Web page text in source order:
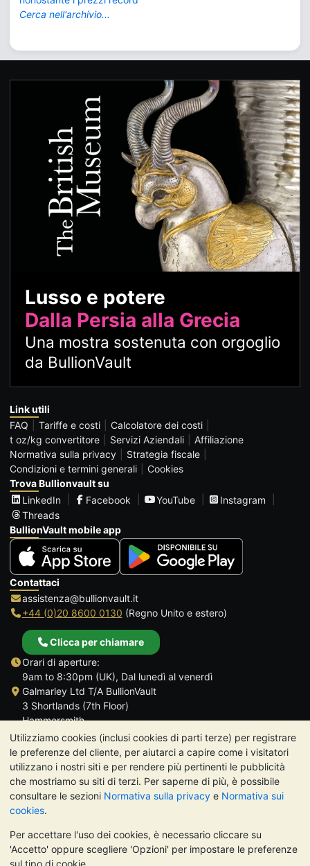
Utilizziamo cookies (inclusi cookies di parti terze) per registrare
le preferenze del cliente, per aiutarci a capire come i visitatori
utilizzano i nostri siti e per rendere più pertinenti le pubblicità
che mostriamo su siti di terzi. Per saperne di più, è possibile
consultare le sezioni Normativa sulla privacy e Normativa sui
cookies.
Per accettare l'uso dei cookies, è necessario cliccare su
'Accetto' oppure scegliere 'Opzioni' per impostare le preferenze
sul tipo di cookie.
Cerca nell'archivio...
Lusso e potere
Dalla Persia alla Grecia
Una mostra sostenuta con orgoglio
da BullionVault
Link utili
FAQ
Tariffe e costi
Calcolatore dei costi
t oz/kg convertitore
Servizi Aziendali
Affiliazione
Normativa sulla privacy
Strategia fiscale
Condizioni e termini generali
Cookies
Trova Bullionvault su
LinkedIn
Facebook YouTube
Instagram
Threads
BullionVault mobile app
Contattaci
assistenza@bullionvault.it
+44 (0)20 8600 0130 (Regno Unito e estero)
Clicca per chiamare
Orari di aperture:
9am to 8:30pm (UK), Dal lunedì al venerdì
Galmarley Ltd T/A BullionVault
3 Shortlands (7th Floor)
Hammersmith
Londra
W6 8DA
Regno Unito
TrustScore 4.7 | 488 recensioni
NOTA BENE: Il valore dei metalli preziosi può diminuire o